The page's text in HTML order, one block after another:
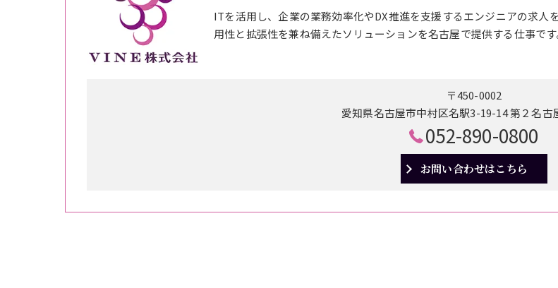
ITを活用し、企業の業務効率化やDX推進を支援するエンジニアの求人
用性と拡張性を兼ね備えたソリューションを名古屋で提供する仕事です
〒450-0002
愛知県名古屋市中村区名駅3-19-14 第２名古
052-890-0800
お問い合わせはこちら